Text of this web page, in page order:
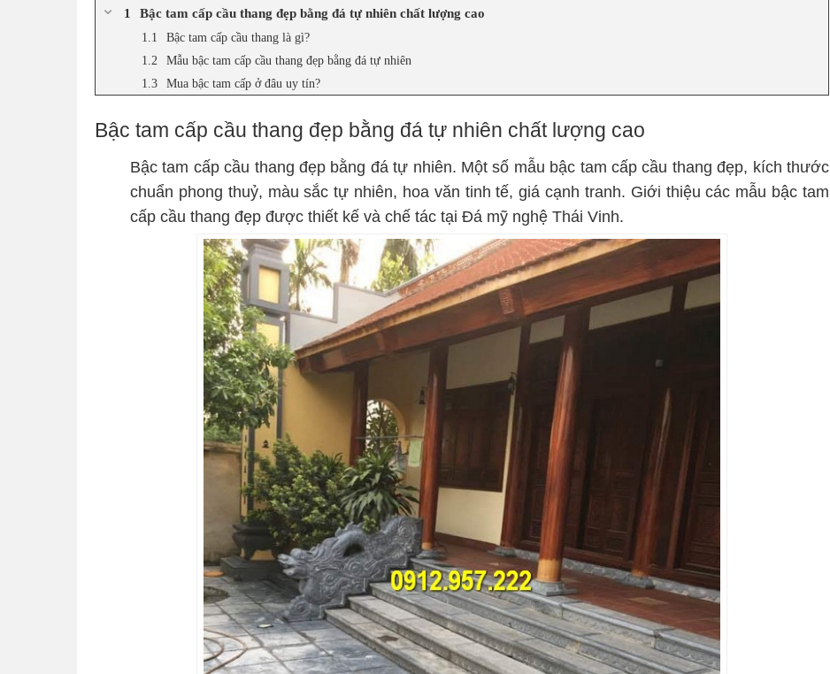
Bậc tam cấp cầu thang đẹp bằng đá tự nhiên chất lượng cao
Bậc tam cấp cầu thang là gì?
Mẫu bậc tam cấp cầu thang đẹp bằng đá tự nhiên
Mua bậc tam cấp ở đâu uy tín?
Bậc tam cấp cầu thang đẹp bằng đá tự nhiên chất lượng cao
Bậc tam cấp cầu thang đẹp bằng đá tự nhiên. Một số mẫu bậc tam cấp cầu thang đẹp, kích thước
chuẩn phong thuỷ, màu sắc tự nhiên, hoa văn tinh tế, giá cạnh tranh. Giới thiệu các mẫu bậc tam
cấp cầu thang đẹp được thiết kế và chế tác tại Đá mỹ nghệ Thái Vinh.